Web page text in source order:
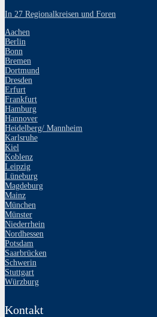
In 27 Regionalkreisen und Foren
Aachen
Berlin
Bonn
Bremen
Dortmund
Dresden
Erfurt
Frankfurt
Hamburg
Hannover
Heidelberg/ Mannheim
Karlsruhe
Kiel
Koblenz
Leipzig
Lüneburg
Magdeburg
Mainz
München
Münster
Niederrhein
Nordhessen
Potsdam
Saarbrücken
Schwerin
Stuttgart
Würzburg
Kontakt